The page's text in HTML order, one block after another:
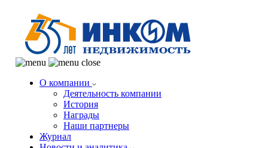
О компании
Деятельность компании
История
Награды
Наши партнеры
Журнал